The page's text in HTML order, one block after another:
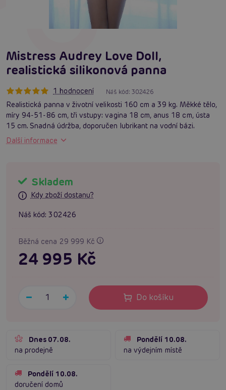
Mistress Audrey Love Doll,
realistická silikonová panna
1 hodnocení Náš kód:302426
Realistická panna v životní velikosti 160 cm a 39 kg. Měkké tělo,
míry 94-51-86 cm, tři vstupy: vagina 18 cm, anus 18 cm, ústa
15 cm. Snadná údržba, doporučen lubrikant na vodní bázi.
Další informace
Skladem
Kdy zboží dostanu?
Náš kód: 302426
Běžná cena 29 999 Kč
24 995 Kč
Do košíku
Dnes 07.08.
na prodejně
Pondělí 10.08.
na výdejním místě
Pondělí 10.08.
doručení domů